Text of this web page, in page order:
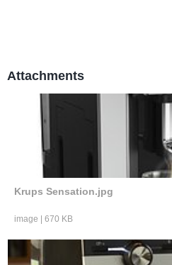
Attachments
Krups Sensation.jpg
image 670 KB